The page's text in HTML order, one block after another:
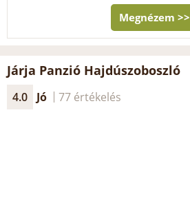
Megnézem >>
Járja Panzió Hajdúszoboszló
4.0 Jó 77 értékelés